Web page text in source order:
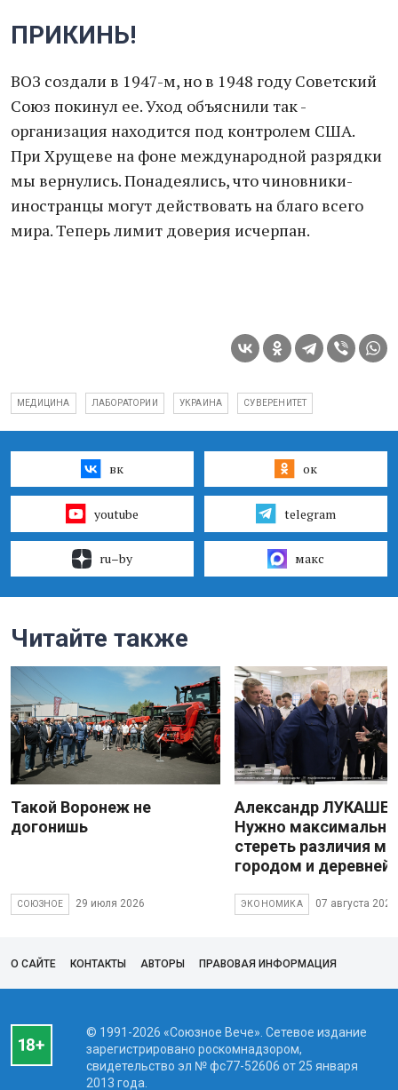
ПРИКИНЬ!
ВОЗ создали в 1947-м, но в 1948 году Советский
Союз покинул ее. Уход объяснили так -
организация находится под контролем США.
При Хрущеве на фоне международной разрядки
мы вернулись. Понадеялись, что чиновники-
иностранцы могут действовать на благо всего
мира. Теперь лимит доверия исчерпан.
МЕДИЦИНА ЛАБОРАТОРИИ УКРАИНА СУВЕРЕНИТЕТ
вк ок
youtube telegram
ru–by макс
Читайте также
Такой Воронеж не
догонишь
СОЮЗНОЕ 29 июля 2026
Александр
Нужно максимально
стереть различия
городом и деревней
ЭКОНОМИКА 07 августа 2026
О САЙТЕ КОНТАКТЫ АВТОРЫ ПРАВОВАЯ ИНФОРМАЦИЯ
© 1991-2026 «Союзное Вече». Сетевое издание
зарегистрировано роскомнадзором,
свидетельство эл № фc77-52606 от 25 января
2013 года.